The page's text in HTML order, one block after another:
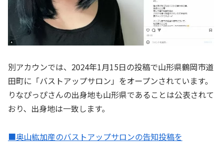
別アカウンでは、2024年1月15日の投稿で山形県鶴岡市道
田町に「バストアップサロン」をオープンされています。
りなぴっぴさんの出身地も山形県であることは公表されて
おり、出身地は一致します。
■奥山紘加産のバストアップサロンの告知投稿を